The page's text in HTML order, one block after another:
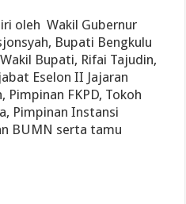
oleh Wakil Gubernur
Bupati Bengkulu
Bupati, Rifai Tajudin,
Eselon II Jajaran
Pimpinan FKPD, Tokoh
Pimpinan Instansi
BUMN serta tamu